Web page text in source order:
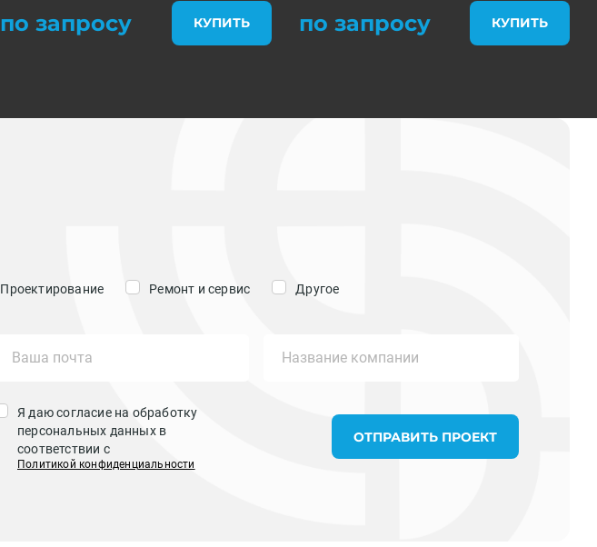
по запросу КУПИТЬ по запросу КУПИТЬ
Проектирование Ремонт и сервис Другое
Я даю согласие на обработку
персональных данных в
соответствии с
Политикой конфиденциальности
ОТПРАВИТЬ ПРОЕКТ